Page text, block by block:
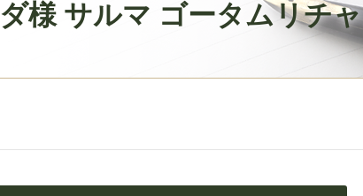
様 サルマ ゴータムリチャ